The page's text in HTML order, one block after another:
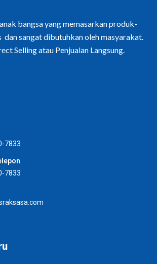
bangsa yang memasarkan produk-
sangat dibutuhkan oleh masyarakat.
Selling atau Penjualan Langsung.
7833
7833